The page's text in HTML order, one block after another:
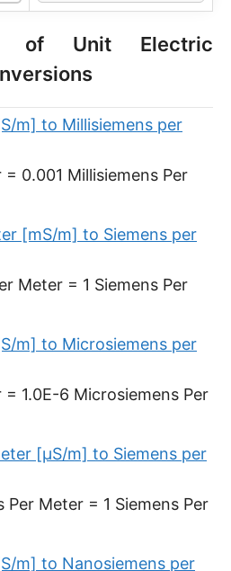
of Unit Electric
m] to Millisiemens per
= 0.001 Millisiemens Per
[mS/m] to Siemens per
Meter = 1 Siemens Per
m] to Microsiemens per
= 1.0E-6 Microsiemens Per
[μS/m] to Siemens per
Per Meter = 1 Siemens Per
m] to Nanosiemens per